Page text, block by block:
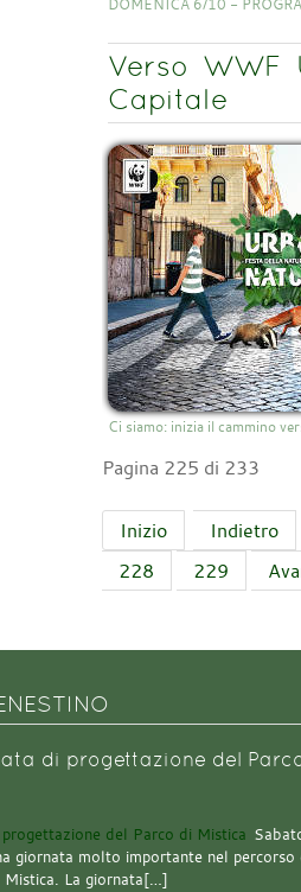
Verso WWF
Capitale
Ci siamo: inizia il cammino
Pagina 225 di 233
Inizio Indietro
228
229
di progettazione del
giornata molto importante nel percorso
La giornata[…]